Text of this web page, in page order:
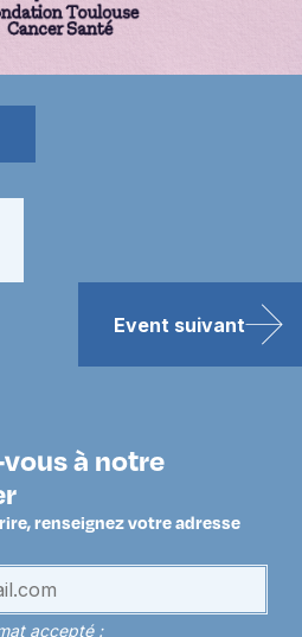
Event suivant
à notre
renseignez votre adresse
accepté :